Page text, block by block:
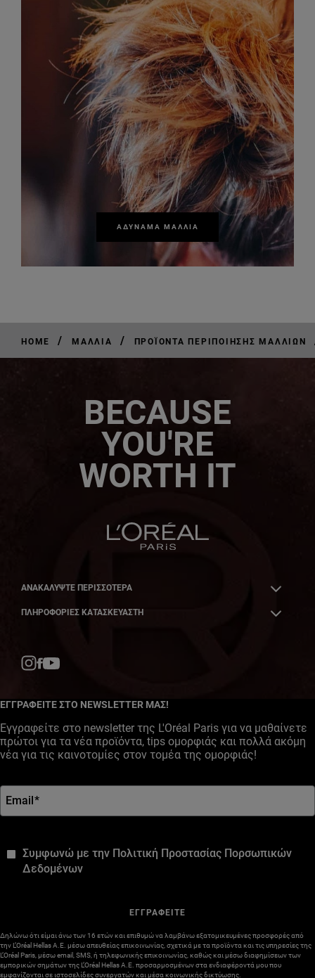
ΑΔΎΝΑΜΑ ΜΑΛΛΙΆ
HOME / ΜΑΛΛΙΆ / ΠΡΟΪΌΝΤΑ ΠΕΡΙΠΟΊΗΣΗΣ ΜΑΛΛΙΏΝ
BECAUSE
YOU'RE
WORTH IT
ΑΝΑΚΑΛΎΨΤΕ ΠΕΡΙΣΣΌΤΕΡΑ
ΠΛΗΡΟΦΟΡΙΕΣ ΚΑΤΑΣΚΕΥΑΣΤΗ
ΕΓΓΡΑΦΕΙΤΕ ΣΤΟ NEWSLETTER ΜΑΣ!
Εγγραφείτε στο newsletter της L'Oréal Paris για να μαθαίνετε
πρώτοι για τα νέα προϊόντα, tips ομορφιάς και πολλά ακόμη
νέα για τις καινοτομίες στον τομέα της ομορφιάς!
Email*
Συμφωνώ με την Πολιτική Προστασίας Πορσωπικών
Δεδομένων
ΕΓΓΡΑΦΕΙΤΕ
Δηλώνω ότι είμαι άνω των 16 ετών και επιθυμώ να λαμβάνω εξατομικευμένες προσφορές από
την L’Oréal Hellas A.E. μέσω απευθείας επικοινωνίας, σχετικά με τα προϊόντα και τις υπηρεσίες της
L’Oréal Paris, μέσω email, SMS, ή τηλεφωνικής επικοινωνίας, καθώς και μέσω διαφημίσεων των
εμπορικών σημάτων της L’Oréal Hellas A.E. προσαρμοσμένων στα ενδιαφέροντά μου που
εμφανίζονται σε ιστοσελίδες συνεργατών και μέσα κοινωνικής δικτύωσης.